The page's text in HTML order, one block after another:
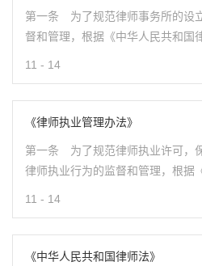
第一条 为了规范律师事务所的设
督和管理，根据《中华人民共和国
11 - 14
《律师执业管理办法》
第一条 为了规范律师执业许可，
律师执业行为的监督和管理，根据
11 - 14
《中华人民共和国律师法》